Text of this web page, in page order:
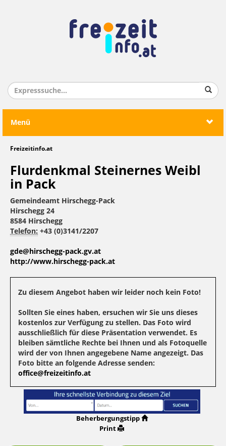
Menü
Freizeitinfo.at
Flurdenkmal Steinernes Weibl
in Pack
Gemeindeamt Hirschegg-Pack
Hirschegg 24
8584 Hirschegg
Telefon: +43 (0)3141/2207
gde@hirschegg-pack.gv.at
http://www.hirschegg-pack.at
Zu diesem Angebot haben wir leider noch kein Foto!
Sollten Sie eines haben, ersuchen wir Sie uns dieses
kostenlos zur Verfügung zu stellen. Das Foto wird
ausschließlich für diese Präsentation verwendet. Es
bleiben sämtliche Rechte bei Ihnen und als Fotoquelle
wird der von Ihnen angegebene Name angezeigt. Das
Foto bitte an folgende Adresse senden:
office@freizeitinfo.at
Beherbergungstipp
Print